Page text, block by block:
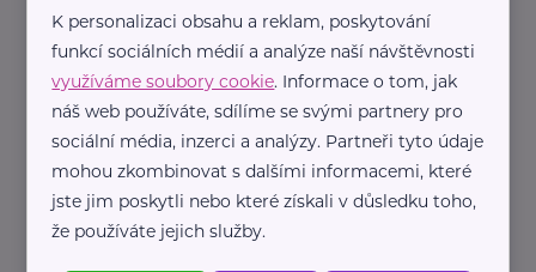
Dobročinnost Podpora a pomoc
K personalizaci obsahu a reklam, poskytování
funkcí sociálních médií a analýze naší návštěvnosti
využíváme soubory cookie. Informace o tom, jak
náš web používáte, sdílíme se svými partnery pro
sociální média, inzerci a analýzy. Partneři tyto údaje
mohou zkombinovat s dalšími informacemi, které
jste jim poskytli nebo které získali v důsledku toho,
že používáte jejich služby.